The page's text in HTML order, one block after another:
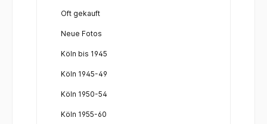
Oft gekauft
Neue Fotos
Köln bis 1945
Köln 1945-49
Köln 1950-54
Köln 1955-60